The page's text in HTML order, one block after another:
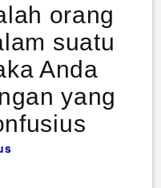
orang
suatu
Anda
yang